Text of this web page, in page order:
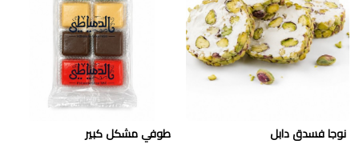
نوجا فسدق دابل طوفي مشكل كبير